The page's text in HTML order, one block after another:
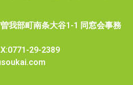
我部町南条大谷1-1 同窓会事務
29-2389